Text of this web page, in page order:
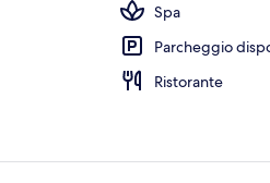
Spa
Parcheggio
Ristorante